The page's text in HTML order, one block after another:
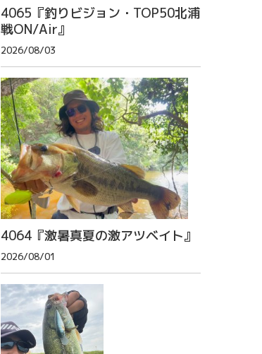
4065『釣りビジョン・TOP50北浦
戦ON/Air』
2026/08/03
4064『激暑真夏の激アツベイト』
2026/08/01